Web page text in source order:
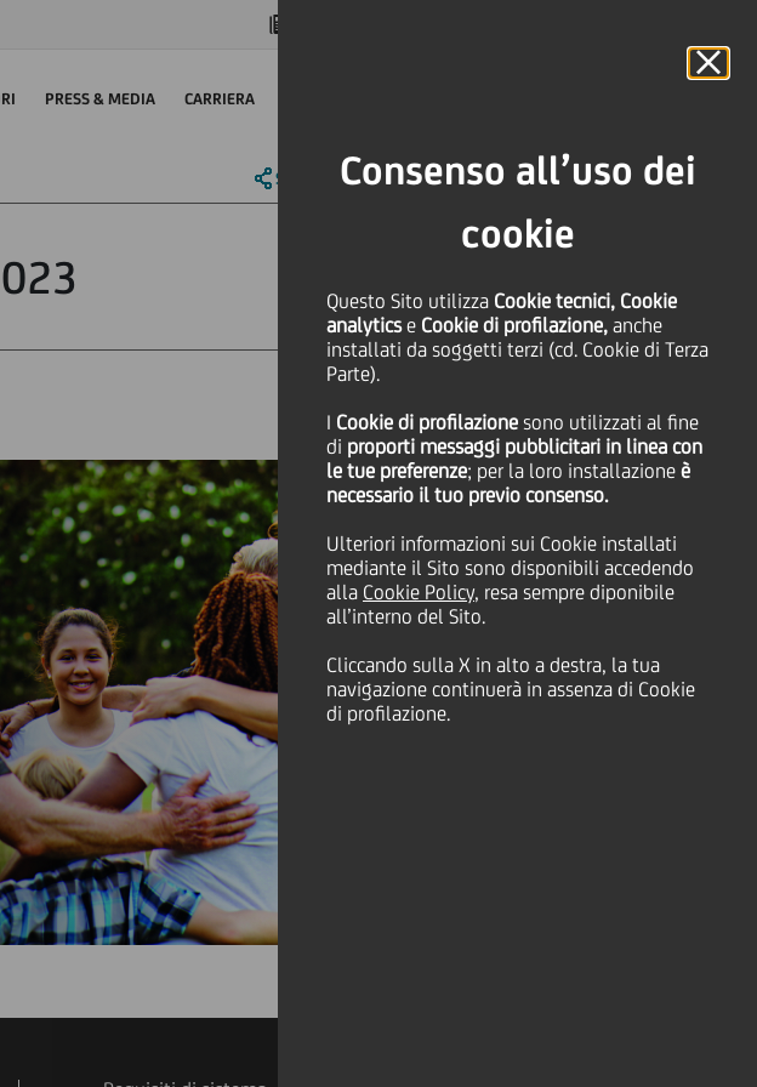
Consenso all’uso dei
cookie
Questo Sito utilizza Cookie tecnici, Cookie
analyticse Cookie di profilazione, anche
installati da soggetti terzi (cd. Cookie di Terza
Parte).
I Cookie di profilazione sono utilizzati al fine
di proporti messaggi pubblicitari in linea con
le tue preferenze; per la loro installazione è
necessario il tuo previo consenso.
Ulteriori informazioni sui Cookie installati
mediante il Sito sono disponibili accedendo
alla Cookie Policy, resa sempre diponibile
all’interno del Sito.
Cliccando sulla X in alto a destra, la tua
navigazione continuerà in assenza di Cookie
di profilazione.
PRESS & MEDIA CARRIERA
SHARE PRINT SEND
Sostenibilità